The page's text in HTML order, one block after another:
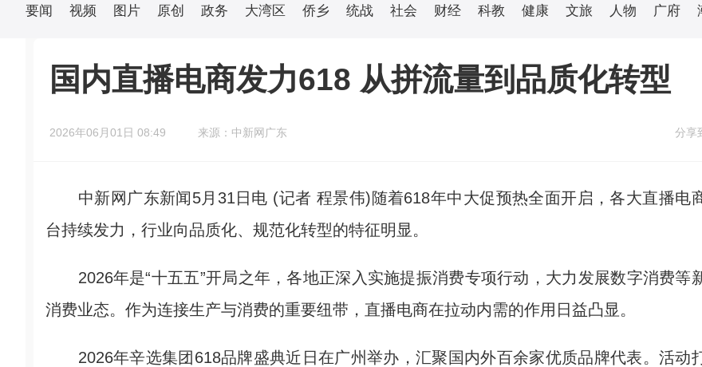
要闻 视频 图片 原创 政务 大湾区 侨乡 统战 社会 财经 科教 健康 文旅 人物 广府
国内直播电商发力618 从拼流量到品质化转型
2026年06月01日 08:49 来源：中新网广东 分享
中新网广东新闻5月31日电 (记者 程景伟)随着618年中大促预热全面开启，各大直播电
台持续发力，行业向品质化、规范化转型的特征明显。
2026年是“十五五”开局之年，各地正深入实施提振消费专项行动，大力发展数字消费等
消费业态。作为连接生产与消费的重要纽带，直播电商在拉动内需的作用日益凸显。
2026年辛选集团618品牌盛典近日在广州举办，汇聚国内外百余家优质品牌代表。活动